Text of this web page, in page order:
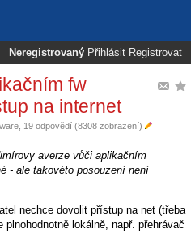
Neregistrovaný Přihlásit Registrovat
fw
na internet
, 19 odpovědí (8308 zobrazení)
averze vůči aplikačním
- ale takovéto posouzení není
nechce dovolit přístup na net (třeba
lokálně, např. přehrávač